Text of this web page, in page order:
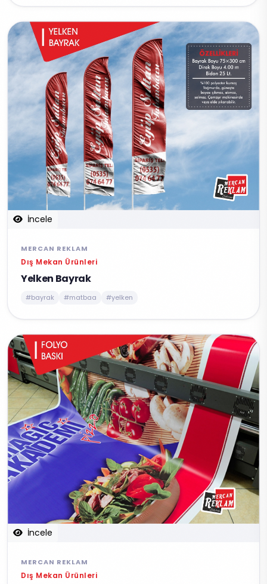
İncele
MERCAN REKLAM
Dış Mekan Ürünleri
Yelken Bayrak
#bayrak #matbaa #yelken
İncele
MERCAN REKLAM
Dış Mekan Ürünleri